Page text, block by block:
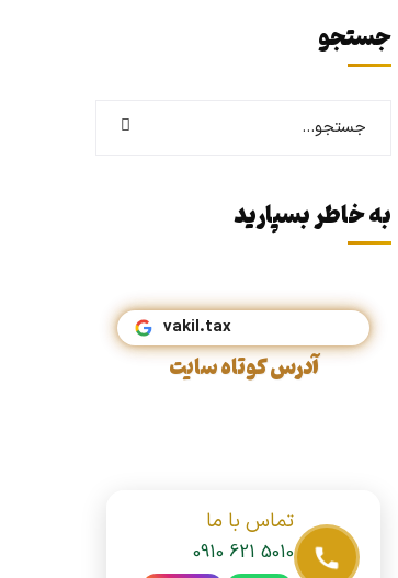
جستجو
به خاطر بسپارید
v
آدرس کوتاه سایت
تماس با ما
0910 621 5010